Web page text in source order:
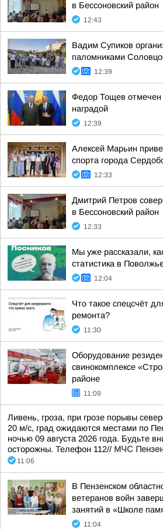
в Бессоновский район
12:43
Вадим Супиков
паломниками
12:39
Федор Тощев отмечен
наградой
12:39
Алексей Марьин
спорта города
12:33
Дмитрий Петров
в Бессоновский район
12:33
Мы уже рассказали,
статистика в
12:04
Что такое спецсчёт
ремонта?
11:30
Оборудование
свинокомплексе
районе
11:09
Ливень, гроза, при грозе порывы
20 м/с, град ожидаются местами по
ночью 09 августа 2026 года. Будьте
осторожны. Телефон 112// МЧС
11:06
В Пензенском
ветеранов войн
занятий в «Школе
11:04